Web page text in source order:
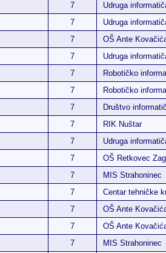
7 Udruga
7 Udruga
7 OŠ Ante
7 Udruga
7 Robotičko
7 Robotičko
7 Društvo
7 RIK Nuštar
7 Udruga
7 OŠ Retkovec
7 MIS Strahoninec
7 Centar tehničke
7 OŠ Ante
7 OŠ Ante
7 MIS Strahoninec